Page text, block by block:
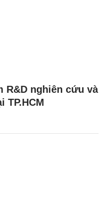
R&D nghiên cứu và
TP.HCM